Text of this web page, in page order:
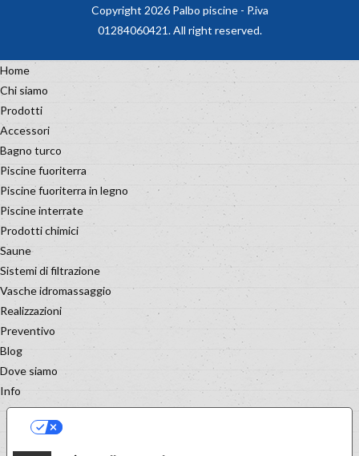
Copyright 2026 Palbo piscine - P.iva
01284060421. All right reserved.
Home
Chi siamo
Prodotti
Accessori
Bagno turco
Piscine fuoriterra
Piscine fuoriterra in legno
Piscine interrate
Prodotti chimici
Saune
Sistemi di filtrazione
Vasche idromassaggio
Realizzazioni
Preventivo
Blog
Dove siamo
Info